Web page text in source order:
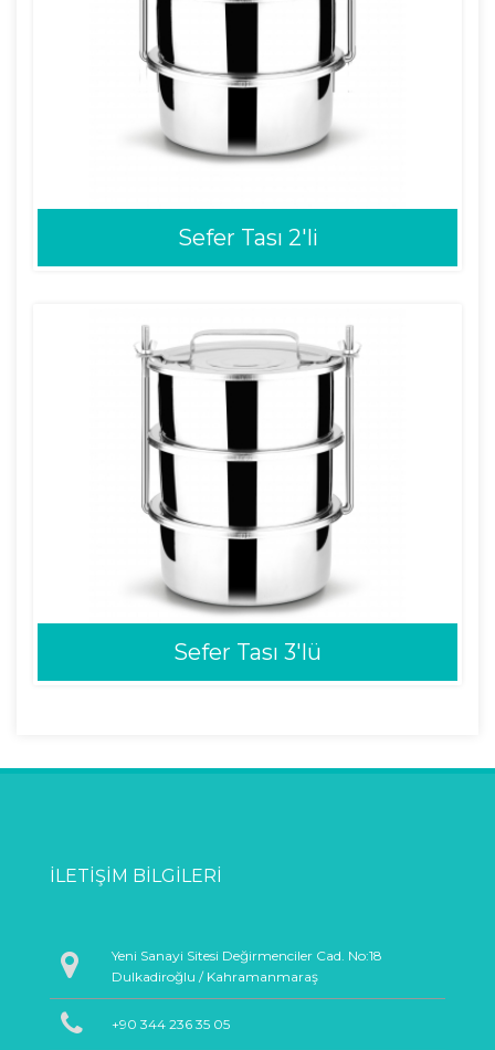
Sefer Tası 2'li
Sefer Tası 3'lü
İLETIŞIM BILGILERI
Yeni Sanayi Sitesi Değirmenciler Cad. No:18
Dulkadiroğlu / Kahramanmaraş
+90 344 236 35 05